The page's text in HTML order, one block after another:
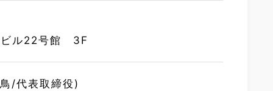
ビル22号館 3F
/代表取締役)